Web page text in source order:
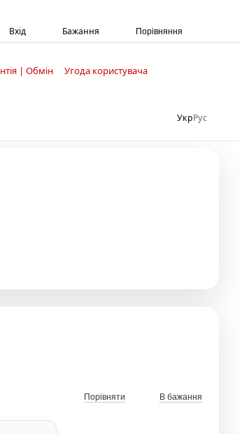
Вхід Бажання Порівняння
| Обмін Угода користувача
УкрРус
Порівняти В бажання